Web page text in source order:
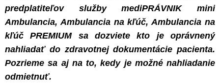
predplatiteľov služby mediPRÁVNIK mini
Ambulancia, Ambulancia na kľúč, Ambulancia na
kľúč PREMIUM sa dozviete kto je oprávnený
nahliadať do zdravotnej dokumentácie pacienta.
Pozrieme sa aj na to, kedy je možné nahliadanie
odmietnuť.